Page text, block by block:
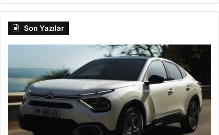
Son Yazılar